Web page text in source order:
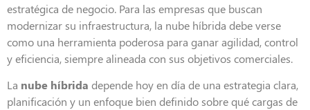
estratégica de negocio. Para las empresas que buscan
modernizar su infraestructura, la nube híbrida debe verse
como una herramienta poderosa para ganar agilidad, control
y eficiencia, siempre alineada con sus objetivos comerciales.
La nube híbrida depende hoy en día de una estrategia clara,
planificación y un enfoque bien definido sobre qué cargas de